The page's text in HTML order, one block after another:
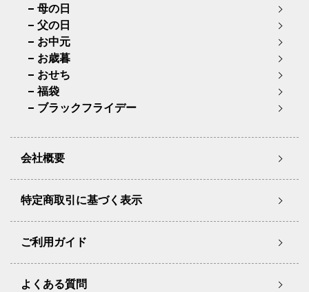
母の日
父の日
お中元
お歳暮
おせち
福袋
ブラックフライデー
会社概要
特定商取引に基づく表示
ご利用ガイド
よくある質問